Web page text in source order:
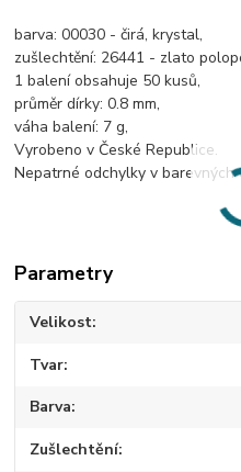
barva: 00030 - čirá, krystal,
zušlechtění: 26441 - zlato
1 balení obsahuje 50 kusů,
průměr dírky: 0.8 mm,
váha balení: 7 g,
Vyrobeno v České Republice.
Nepatrné odchylky v
Parametry
Velikost
Tvar
Barva
Zušlechtění